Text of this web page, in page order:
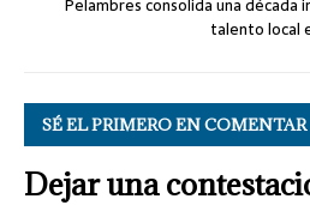
Pelambres consolida una década
talento local
SÉ EL PRIMERO EN COMENTAR
Dejar una